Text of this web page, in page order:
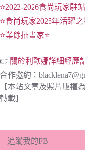
⭐2022-2026食尚玩家駐
⭐食尚玩家2025年活躍之
⭐業餘插畫家⭐
👉關於利歐娜詳細經歷
合作邀約：
【本站文章及照片版權
轉載】
追蹤我的FB